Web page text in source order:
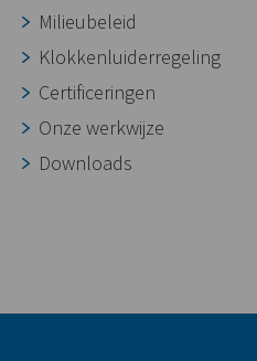
Milieubeleid
Klokkenluiderregeling
Certificeringen
Onze werkwijze
Downloads